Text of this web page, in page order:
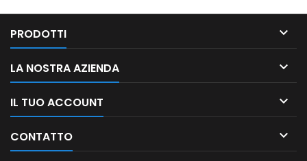
PRODOTTI 
LA NOSTRA AZIENDA 
IL TUO ACCOUNT 
CONTATTO 